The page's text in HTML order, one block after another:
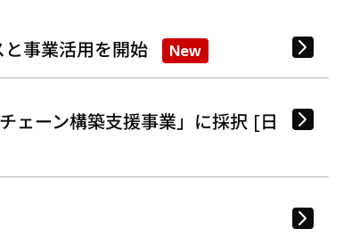
事業活用を開始 New
ェーン構築支援事業」に採択 [日